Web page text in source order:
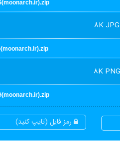
رمز فایل (تایپ کنید)